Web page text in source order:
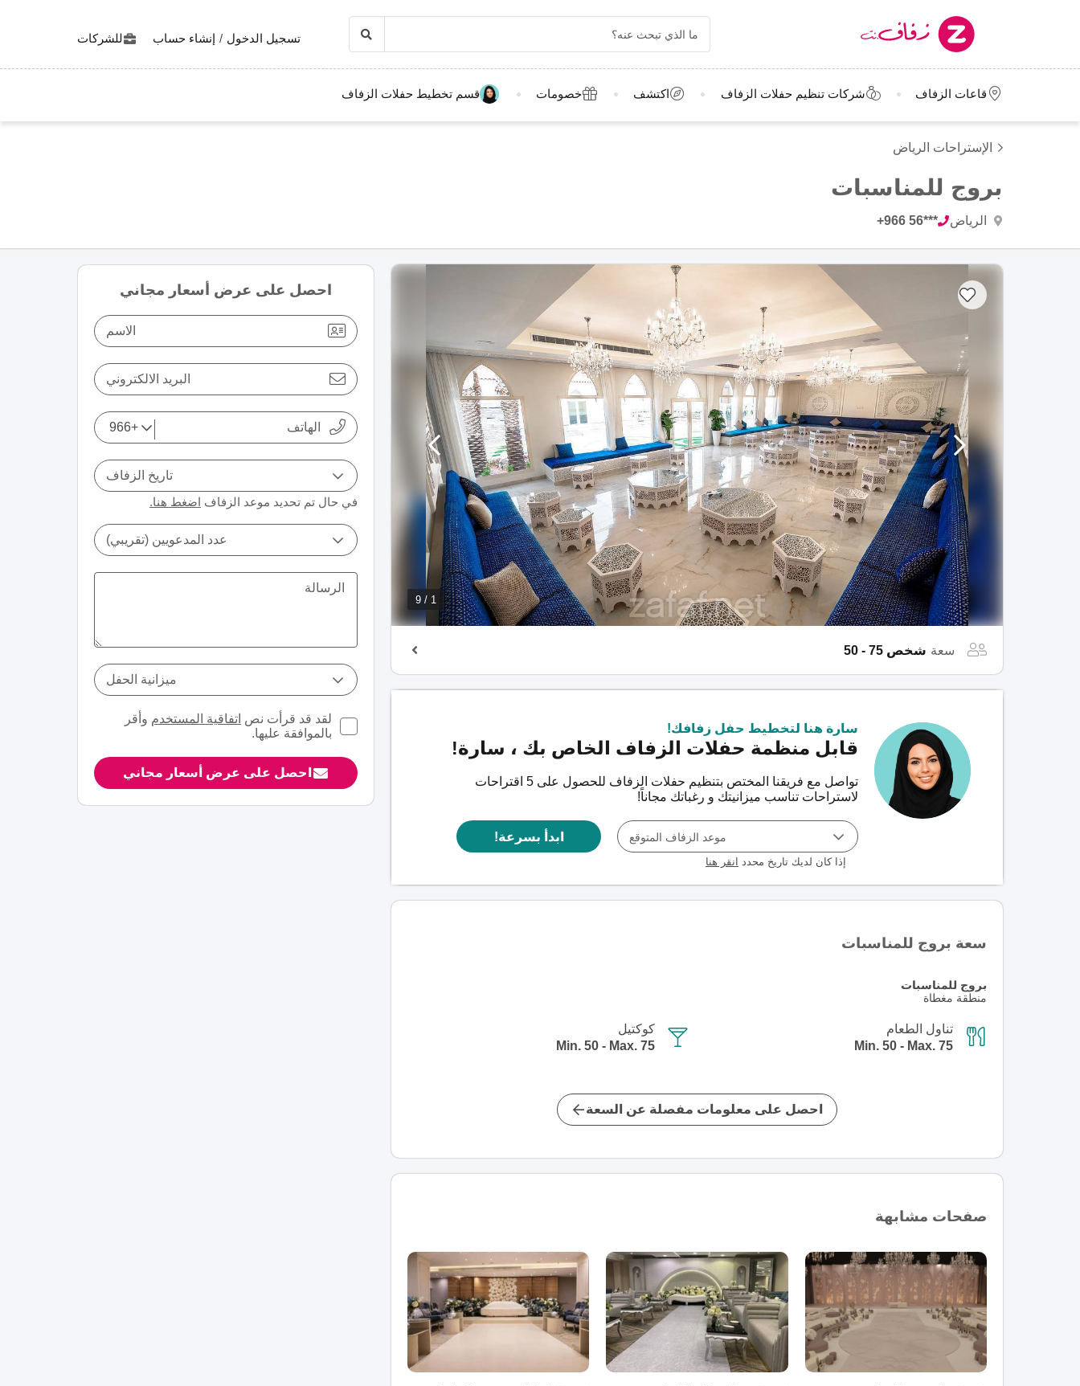
تسجيل الدخول / إنشاء حساب للشركات
قاعات الزفاف شركات تنظيم حفلات الزفاف اكتشف خصومات قسم تخطيط حفلات الزفاف
الإستراحات الرياض
بروج للمناسبات
+966 56***
1 / 9
سعة شخص 75 - 50
سارة هنا لتخطيط حفل زفافك!
قابل منظمة حفلات الزفاف الخاص بك ، سارة!
تواصل مع فريقنا المختص بتنظيم حفلات الزفاف للحصول على 5 اقتراحات
لاستراحات تناسب ميزانيتك و رغباتك مجاناً‎!
موعد الزفاف المتوقع
إذا كان لديك تاريخ محدد انقر هنا
ابدأ بسرعة!
سعة بروج للمناسبات
بروج للمناسبات
منطقة مغطاة
تناول الطعام
Min. 50 - Max. 75
كوكتيل
Min. 50 - Max. 75
احصل على معلومات مفصلة عن السعة
صفحات مشابهة
احصل على عرض أسعار مجاني
الاسم
البريد الالكتروني
تاريخ الزفاف
في حال تم تحديد موعد الزفاف اضغط هنا.
عدد المدعويين (تقريبي)
ميزانية الحفل
لقد قد قرأت نص اتفاقية المستخدم وأقر
بالموافقة عليها.
احصل على عرض أسعار مجاني